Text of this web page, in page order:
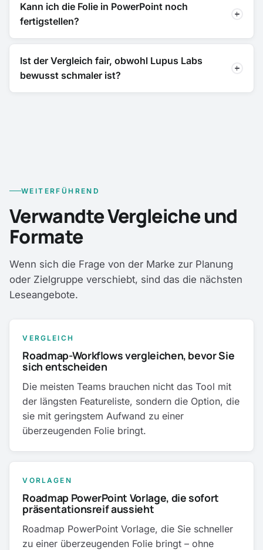
Kann ich die Folie in PowerPoint noch
fertigstellen?
Ist der Vergleich fair, obwohl Lupus Labs
bewusst schmaler ist?
WEITERFÜHREND
Verwandte Vergleiche und
Formate
Wenn sich die Frage von der Marke zur Planung
oder Zielgruppe verschiebt, sind das die nächsten
Leseangebote.
VERGLEICH
Roadmap-Workflows vergleichen, bevor Sie
sich entscheiden
Die meisten Teams brauchen nicht das Tool mit
der längsten Featureliste, sondern die Option, die
sie mit geringstem Aufwand zu einer
überzeugenden Folie bringt.
VORLAGEN
Roadmap PowerPoint Vorlage, die sofort
präsentationsreif aussieht
Roadmap PowerPoint Vorlage, die Sie schneller
zu einer überzeugenden Folie bringt – ohne